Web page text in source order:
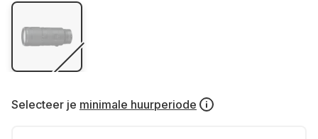
Selecteer je minimale huurperiode